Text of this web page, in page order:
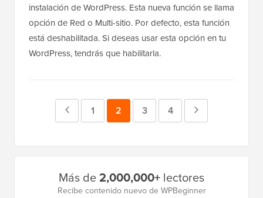
instalación de WordPress. Esta nueva función se llama
opción de Red o Multi-sitio. Por defecto, esta función
está deshabilitada. Si deseas usar esta opción en tu
WordPress, tendrás que habilitarla.
PáginaPágina
1 Página
2 Página
3 Página
4
Más de2,000,000+ lectores
Recibe contenido nuevo de WPBeginner